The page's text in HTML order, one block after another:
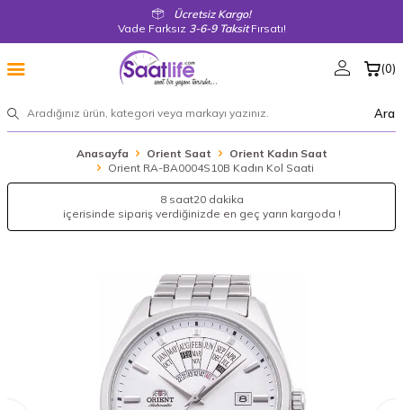
Ücretsiz Kargo!
Vade Farksız 3-6-9 TaksitFırsatı!
Ara
(0)
Anasayfa Orient Saat
Orient Kadın Saat
Orient RA-BA0004S10B Kadın Kol Saati
8 saat20 dakika
içerisinde sipariş verdiğinizde en geç yarın kargoda !